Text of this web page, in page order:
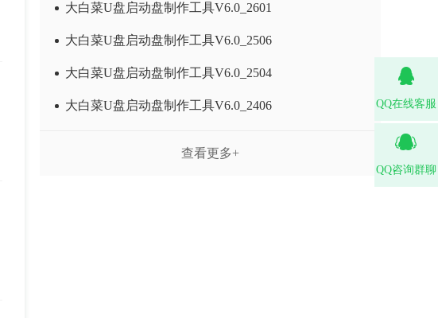
大白菜U盘启动盘制作工具V6.0_2601
大白菜U盘启动盘制作工具V6.0_2506
大白菜U盘启动盘制作工具V6.0_2504
大白菜U盘启动盘制作工具V6.0_2406
查看更多+
QQ在线客服
QQ咨询群聊